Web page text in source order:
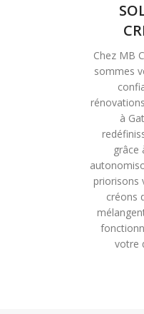
Chez MB
sommes
à
grâce
priorisons
créons
votre